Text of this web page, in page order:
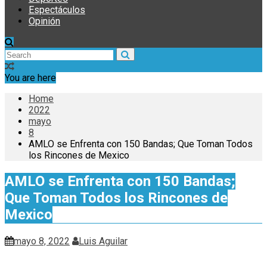
Espectáculos
Opinión
You are here
Home
2022
mayo
8
AMLO se Enfrenta con 150 Bandas; Que Toman Todos
los Rincones de Mexico
AMLO se Enfrenta con 150 Bandas;
Que Toman Todos los Rincones de
Mexico
mayo 8, 2022 Luis Aguilar